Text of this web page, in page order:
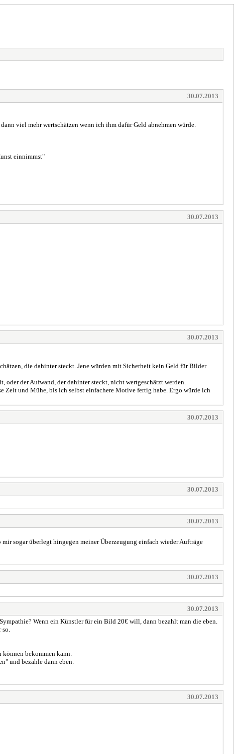
30.07.2013
viel mehr wertschätzen wenn ich ihm dafür Geld abnehmen würde.
einnimmst"
30.07.2013
30.07.2013
die dahinter steckt. Jene würden mit Sicherheit kein Geld für Bilder
der Aufwand, der dahinter steckt, nicht wertgeschätzt werden.
Zeit und Mühe, bis ich selbst einfachere Motive fertig habe. Ergo würde ich
30.07.2013
30.07.2013
30.07.2013
sogar überlegt hingegen meiner Überzeugung einfach wieder Aufträge
30.07.2013
30.07.2013
Wenn ein Künstler für ein Bild 20€ will, dann bezahlt man die eben.
bekommen kann.
und bezahle dann eben.
30.07.2013